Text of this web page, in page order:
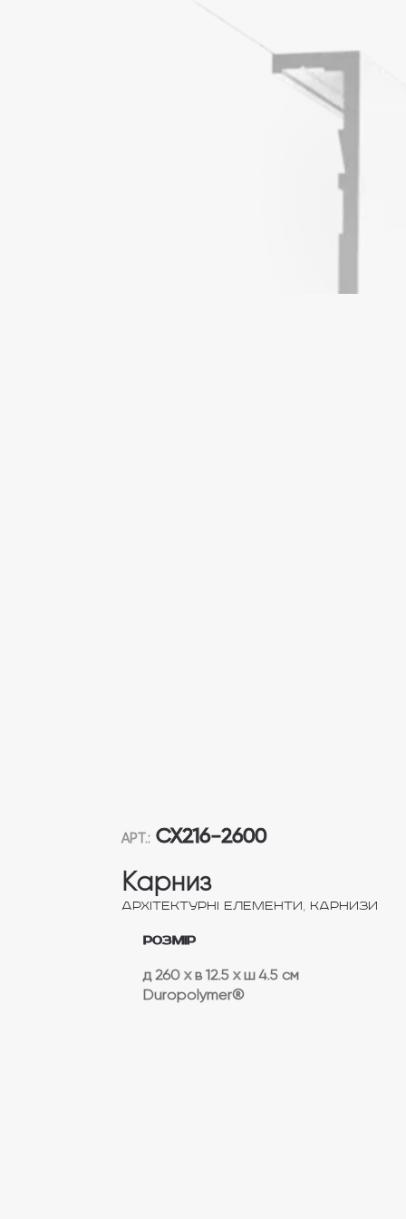
АРТ.: CX216-2600
Карниз
Архітектурні елементи, Карнизи
Розмір
д 260xв 12.5xш 4.5 см
Duropolymer® ‎